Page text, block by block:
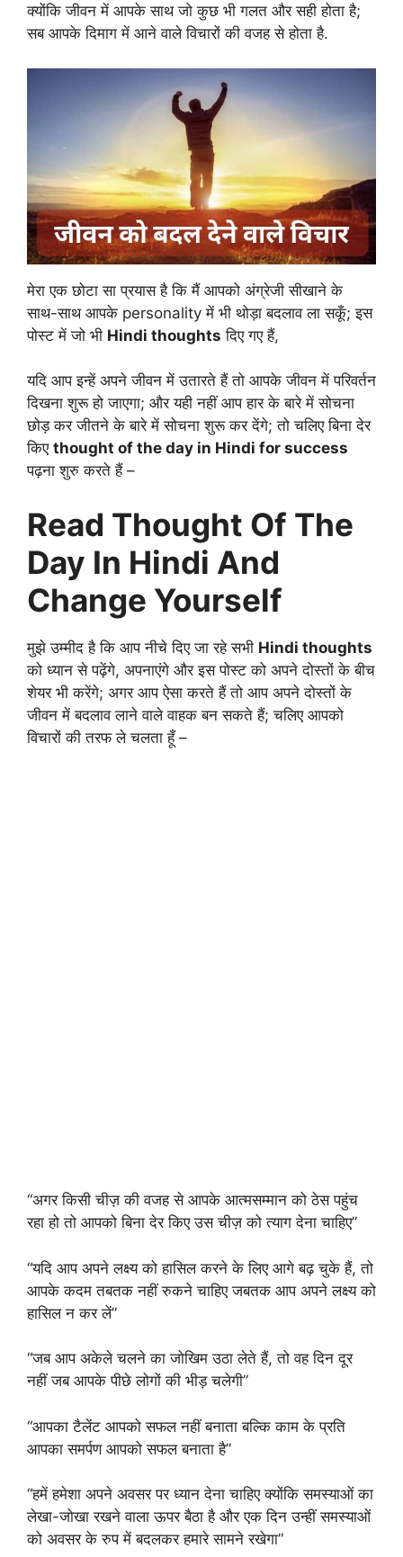
क्योंकि जीवन में आपके साथ जो कुछ भी गलत और सही होता है;
सब आपके दिमाग में आने वाले विचारों की वजह से होता है.
मेरा एक छोटा सा प्रयास है कि मैं आपको अंग्रेजी सीखाने के
साथ-साथ आपके personality में भी थोड़ा बदलाव ला सकूँ; इस
पोस्ट में जो भी Hindi thoughts दिए गए हैं,
यदि आप इन्हें अपने जीवन में उतारते हैं तो आपके जीवन में परिवर्तन
दिखना शुरू हो जाएगा; और यही नहीं आप हार के बारे में सोचना
छोड़ कर जीतने के बारे में सोचना शुरू कर देंगे; तो चलिए बिना देर
किए thought of the day in Hindi for success
पढ़ना शुरु करते हैं –
Read Thought Of The
Day In Hindi And
Change Yourself
मुझे उम्मीद है कि आप नीचे दिए जा रहे सभी Hindi thoughts
को ध्यान से पढ़ेंगे, अपनाएंगे और इस पोस्ट को अपने दोस्तों के बीच
शेयर भी करेंगे; अगर आप ऐसा करते हैं तो आप अपने दोस्तों के
जीवन में बदलाव लाने वाले वाहक बन सकते हैं; चलिए आपको
विचारों की तरफ ले चलता हूँ –
“अगर किसी चीज़ की वजह से आपके आत्मसम्मान को ठेस पहुंच
रहा हो तो आपको बिना देर किए उस चीज़ को त्याग देना चाहिए”
“यदि आप अपने लक्ष्य को हासिल करने के लिए आगे बढ़ चुके हैं, तो
आपके कदम तबतक नहीं रुकने चाहिए जबतक आप अपने लक्ष्य को
हासिल न कर लें”
“जब आप अकेले चलने का जोखिम उठा लेते हैं, तो वह दिन दूर
नहीं जब आपके पीछे लोगों की भीड़ चलेगी”
“आपका टैलेंट आपको सफल नहीं बनाता बल्कि काम के प्रति
आपका समर्पण आपको सफल बनाता है”
“हमें हमेशा अपने अवसर पर ध्यान देना चाहिए क्योंकि समस्याओं का
लेखा-जोखा रखने वाला ऊपर बैठा है और एक दिन उन्हीं समस्याओं
को अवसर के रुप में बदलकर हमारे सामने रखेगा”